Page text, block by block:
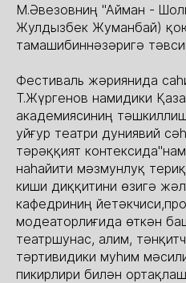
М.Әвезовниң "Айман -
Жулдызбек Жуманбай)
тамашибиннәзәригә
Фестиваль жәриянида
Т.Жүргенов намидики
академиясиниң
уйғур театри дуниявий
тәрәққият
наһайити мәзмунлуқ
киши диққитини өзигә
кафедриниң
модеаторлиғида өткән
театршунас, алим,
тәртивидики муһим
пикирлири билән